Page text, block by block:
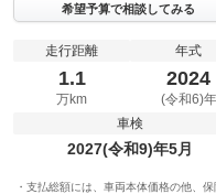
希望予算で相談してみる
走行距離
1.1
万km
年式
2024
(令和6)年
車検
2027(令和9)年5月
支払総額には、車両本体価格の他、